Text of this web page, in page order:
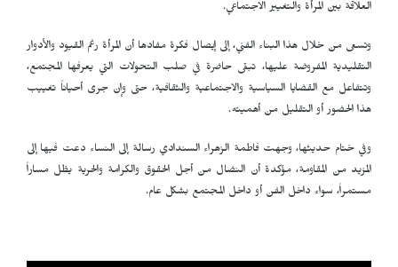
العلاقة بين المرأة والتغيير الاجتماعي.
وتسعى من خلال هذا البناء الفني، إلى إيصال فكرة مفادها أن المرأة رغم القيود والأدوار
التقليدية المفروضة عليها، تبقى حاضرة في صلب التحولات التي يعرفها المجتمع،
وتتفاعل مع القضايا السياسية والاجتماعية والثقافية، حتى وإن جرى أحياناً تغييب
هذا الحضور أو التقليل من أهميته.
وفي ختام حديثها، وجهت فاطمة الزهراء السندادي رسالة إلى النساء دعت فيها إلى
المزيد من المقاومة، مؤكدة أن النضال من أجل الحقوق والكرامة والحرية يظل مساراً
مستمراً، سواء داخل الفن أو داخل المجتمع بشكل عام.